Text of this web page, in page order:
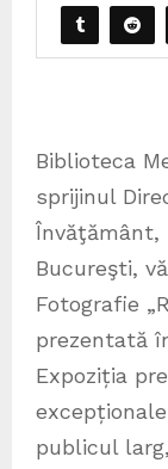
Biblioteca
sprijinul
Învăţământ,
Bucureşti,
Fotografie
prezentată
Expoziția
publicul larg,